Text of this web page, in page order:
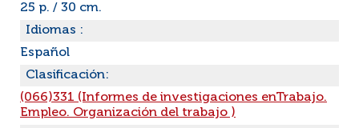
25 p. / 30 cm.
Idiomas :
Español
Clasificación:
(066)331 (Informes de investigaciones enTrabajo.
Empleo. Organización del trabajo )